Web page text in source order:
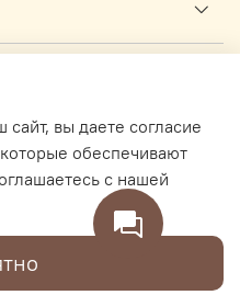
основан в 2017 году
вы даете согласие
обеспечивают
с нашей